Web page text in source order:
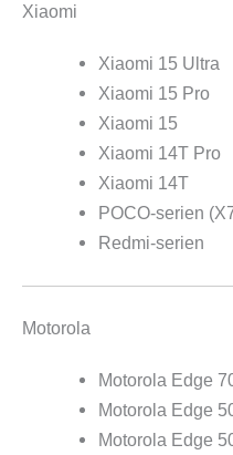
Xiaomi
Xiaomi 15 Ultra
Xiaomi 15 Pro
Xiaomi 15
Xiaomi 14T Pro
Xiaomi 14T
POCO-serien
Redmi-serien
Motorola
Motorola Edge
Motorola Edge
Motorola Edge